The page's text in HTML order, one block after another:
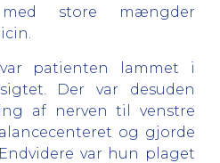
store mængder
patienten lammet i
Der var desuden
af nerven til venstre
og gjorde
var hun plaget